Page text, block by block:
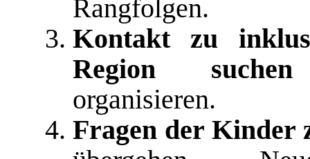
Rangfolgen.
Kontakt zu
Region suchen
organisieren.
Fragen der Kinder